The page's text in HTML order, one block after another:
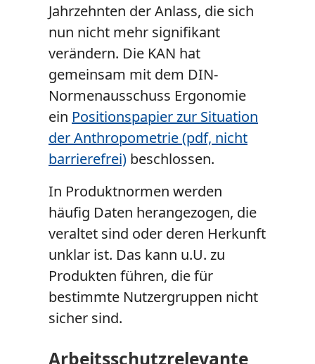
Jahrzehnten der Anlass, die sich
nun nicht mehr signifikant
verändern. Die KAN hat
gemeinsam mit dem DIN-
Normenausschuss Ergonomie
ein Positionspapier zur Situation
der Anthropometrie (pdf, nicht
barrierefrei) beschlossen.
In Produktnormen werden
häufig Daten herangezogen, die
veraltet sind oder deren Herkunft
unklar ist. Das kann u.U. zu
Produkten führen, die für
bestimmte Nutzergruppen nicht
sicher sind.
Arbeitsschutzrelevante